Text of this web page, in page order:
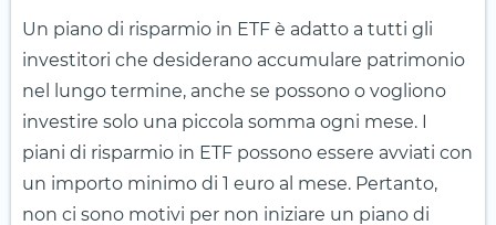
Un piano di risparmio in ETF è adatto a tutti gli
investitori che desiderano accumulare patrimonio
nel lungo termine, anche se possono o vogliono
investire solo una piccola somma ogni mese. I
piani di risparmio in ETF possono essere avviati con
un importo minimo di 1 euro al mese. Pertanto,
non ci sono motivi per non iniziare un piano di